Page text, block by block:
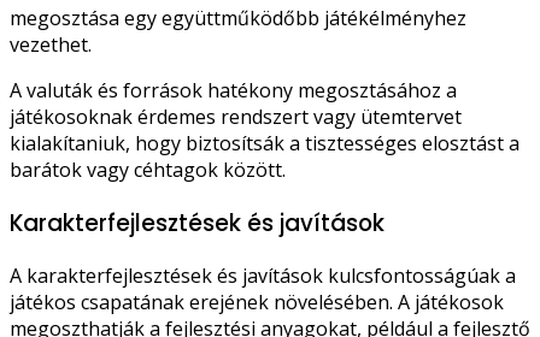
megosztása egy együttműködőbb játékélményhez
vezethet.
A valuták és források hatékony megosztásához a
játékosoknak érdemes rendszert vagy ütemtervet
kialakítaniuk, hogy biztosítsák a tisztességes elosztást a
barátok vagy céhtagok között.
Karakterfejlesztések és javítások
A karakterfejlesztések és javítások kulcsfontosságúak a
játékos csapatának erejének növelésében. A játékosok
megoszthatják a fejlesztési anyagokat, például a fejlesztő